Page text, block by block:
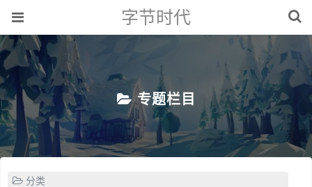
字节时代
专题栏目
分类